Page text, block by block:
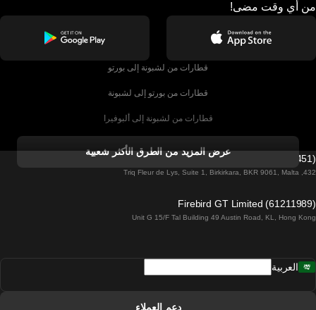
من أي وقت مضى!
قطارات من لشبونة إلى بورتو
قطارات من بورتو إلى لشبونة
قطارات من لشبونة إلى ألبوفيرا
قطارات من ألبوفيرا إلى لشبونة
قطارات من لشبونة إلى لاغوس
قطارات من لشبونة إلى مدريد
عرض المزيد من الطرق الأكثر شعبية
Firebird GT Limited (OC 1451)
432, Triq Fleur de Lys, Suite 1, Birkirkara, BKR 9061, Malta
Firebird GT Limited (61211989)
Unit G 15/F Tal Building 49 Austin Road, KL, Hong Kong
العربية
دعم العملاء